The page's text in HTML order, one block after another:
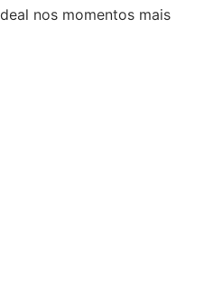
nos momentos mais